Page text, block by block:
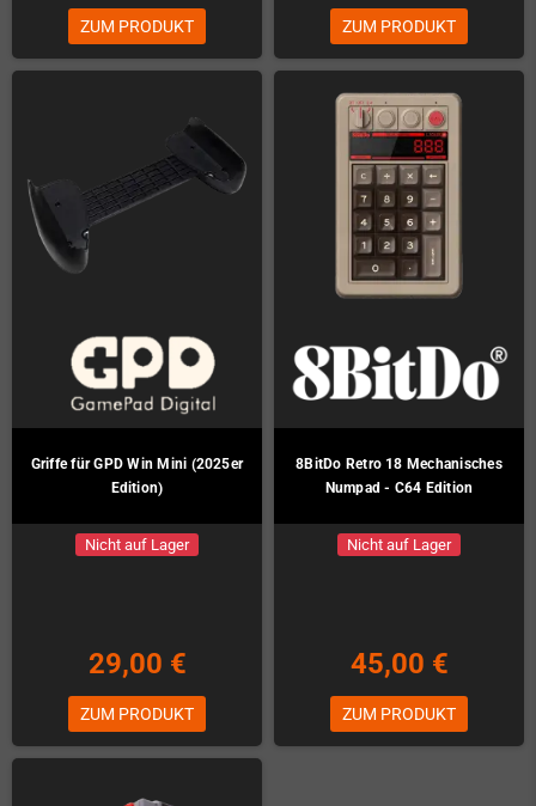
ZUM PRODUKT ZUM PRODUKT
Griffe für GPD Win Mini (2025er
Edition)
Nicht auf Lager
29,00 €
ZUM PRODUKT
8BitDo Retro 18 Mechanisches
Numpad - C64 Edition
Nicht auf Lager
45,00 €
ZUM PRODUKT